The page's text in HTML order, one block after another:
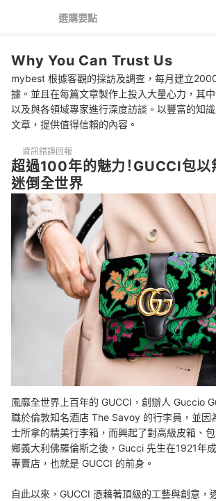
黛妃包
GUCCI包包 推薦排行榜
同步參考GUCCI皮夾
選購要點
Why You Can Trust Us
mybest 根據客觀的採訪及調查，每月建立
據。並且在每篇文章製作上投入大量心力，其
以及與各領域專家進行深度訪談。以豐富的知
文章，提供值得信賴的內容。
資訊錯誤回報
超過100年的魅力！GUCCI包以
迷倒全世界
風靡全世界上百年的 GUCCI，創辦人 Guccio
職於倫敦知名酒店 The Savoy 的行李員， 並因
士所拿的精美行李箱，而興起了對高級皮箱、
鄉義大利佛羅倫斯之後，Gucci 先生在1921年
專賣店，也就是 GUCCI 的前身。
自此以來，GUCCI 憑藉著頂級的工藝與創意，